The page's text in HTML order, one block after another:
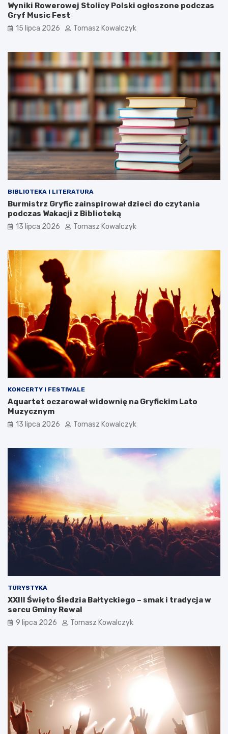
Wyniki Rowerowej Stolicy Polski ogłoszone podczas
Gryf Music Fest
15 lipca 2026 Tomasz Kowalczyk
BIBLIOTEKA I LITERATURA
Burmistrz Gryfic zainspirował dzieci do czytania
podczas Wakacji z Biblioteką
13 lipca 2026 Tomasz Kowalczyk
KONCERTY I FESTIWALE
Aquartet oczarował widownię na Gryfickim Lato
Muzycznym
13 lipca 2026 Tomasz Kowalczyk
TURYSTYKA
XXIII Święto Śledzia Bałtyckiego – smak i tradycja w
sercu Gminy Rewal
9 lipca 2026 Tomasz Kowalczyk